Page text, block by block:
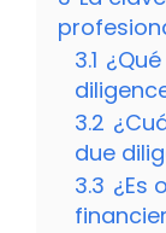
3.1
3.2
due
3.3 ¿Es